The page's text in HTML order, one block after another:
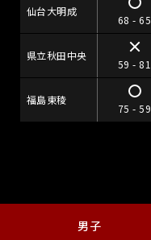
仙台大明成
68 - 65
県立秋田中央
59 - 81
福島東稜
75 - 59
男子